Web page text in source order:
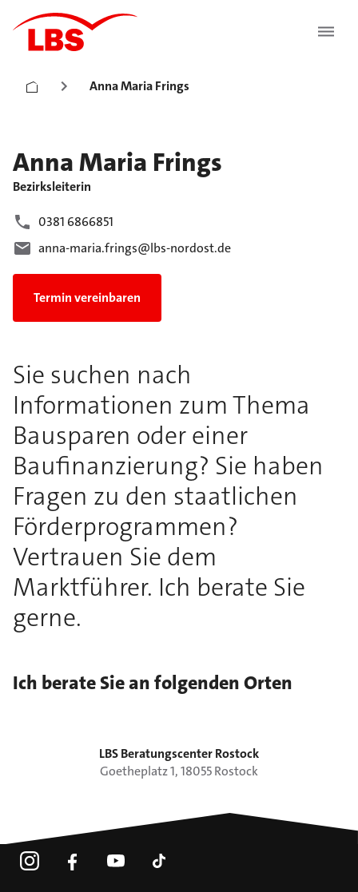
Anna Maria Frings
Anna Maria Frings
Bezirksleiterin
0381 6866851
anna-maria.frings@lbs-nordost.de
Termin vereinbaren
Sie suchen nach
Informationen zum Thema
Bausparen oder einer
Baufinanzierung? Sie haben
Fragen zu den staatlichen
Förderprogrammen?
Vertrauen Sie dem
Marktführer. Ich berate Sie
gerne.
Ich berate Sie an folgenden Orten
LBS Beratungscenter Rostock
Goetheplatz1,18055Rostock